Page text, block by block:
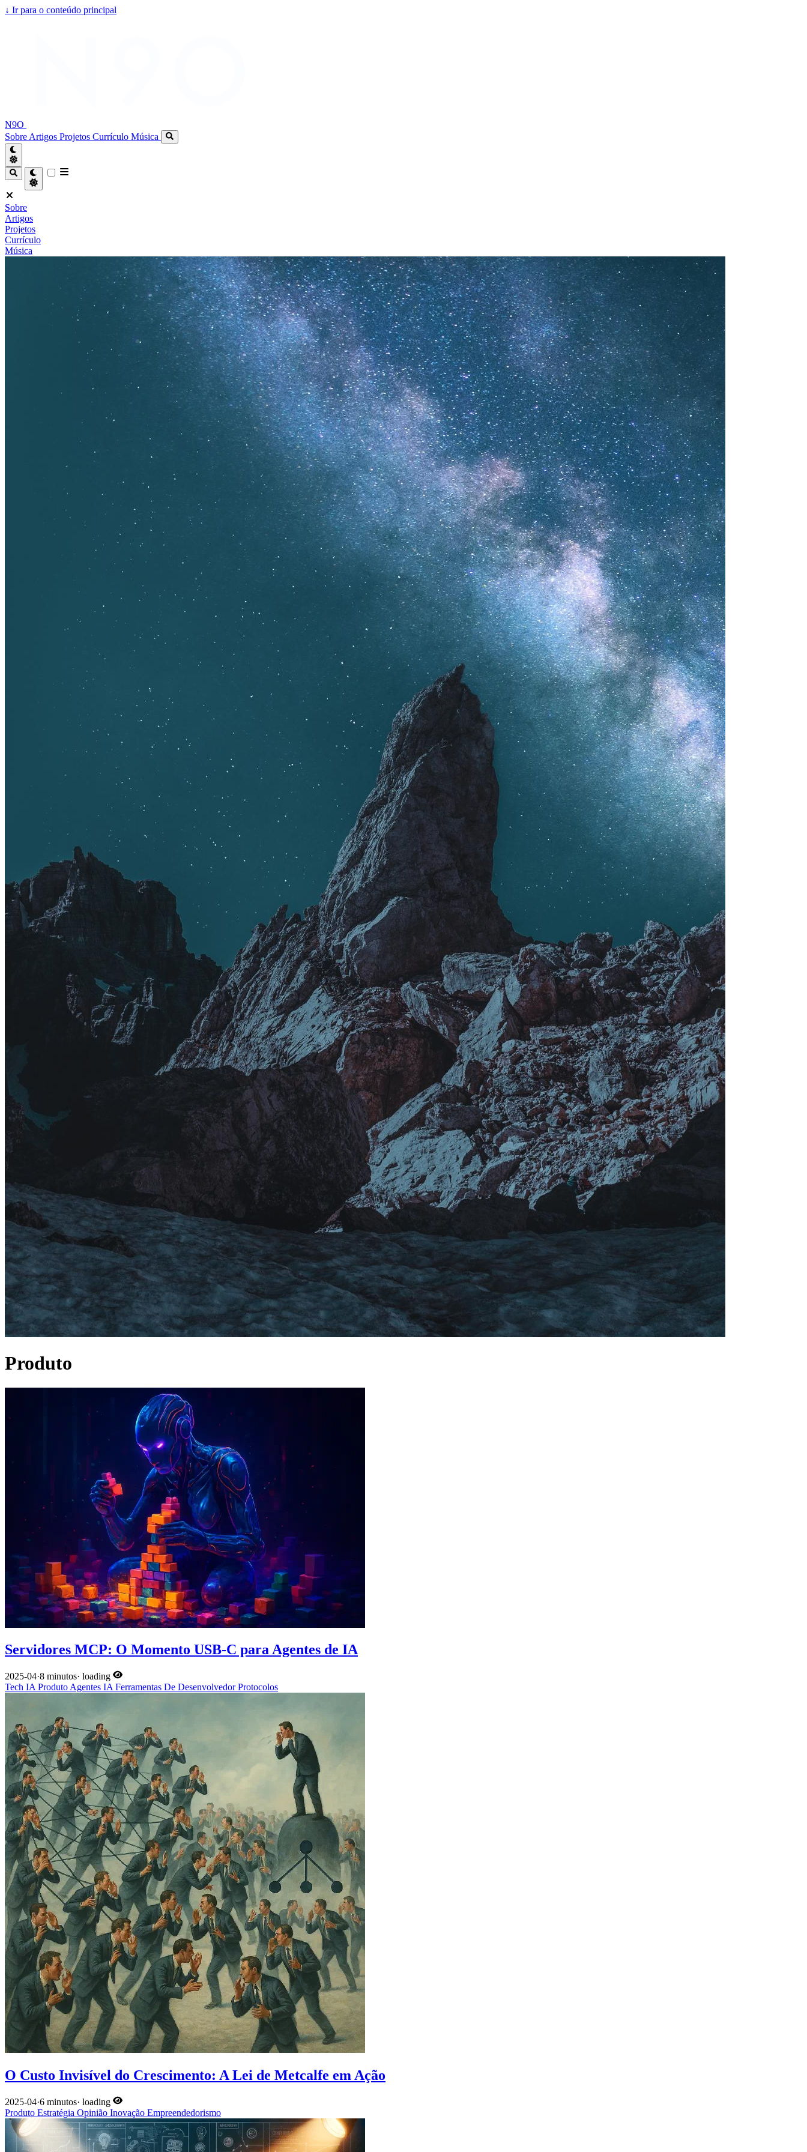
↓ Ir para o conteúdo principal
N9O
Sobre Artigos Projetos Currículo Música
Sobre
Artigos
Projetos
Currículo
Música
Produto
Servidores MCP: O Momento USB-C para Agentes de IA
2025-04·8 minutos· loading
Tech IA Produto Agentes IA Ferramentas De DesenvolvedorProtocolos
O Custo Invisível do Crescimento: A Lei de Metcalfe em Ação
2025-04·6 minutos· loading
Produto Estratégia Opinião Inovação Empreendedorismo